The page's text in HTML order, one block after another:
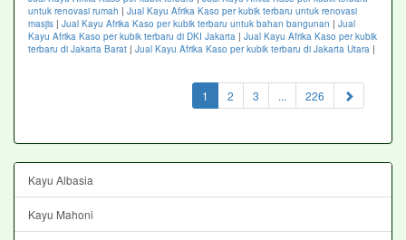
untuk renovasi rumah | Jual Kayu Afrika Kaso per kubik terbaru untuk renovasi
masjis | Jual Kayu Afrika Kaso per kubik terbaru untuk bahan bangunan | Jual
Kayu Afrika Kaso per kubik terbaru di DKI Jakarta | Jual Kayu Afrika Kaso per kubik
terbaru di Jakarta Barat | Jual Kayu Afrika Kaso per kubik terbaru di Jakarta Utara |
1 (current)
2 3 ... 226
Kayu Albasia
Kayu Mahoni